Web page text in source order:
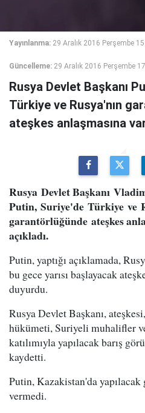
Yayınlanma: 29 Aralık 2016 Perşembe
Güncelleme: 29 Aralık 2016 Perşembe
Rusya Devlet Başkanı
Türkiye ve Rusya'nın
ateşkes anlaşmasına
Rusya Devlet Başkanı
Putin, Suriye'de Türkiye ve
garantörlüğünde ateşkes
açıkladı.
Putin, yaptığı açıklamada,
bu gece yarısı başlayacak
duyurdu.
Rusya Devlet Başkanı,
hükümeti, Suriyeli muhalifler
katılımıyla yapılacak barış
kaydetti.
Putin, Kazakistan'da
vermedi.